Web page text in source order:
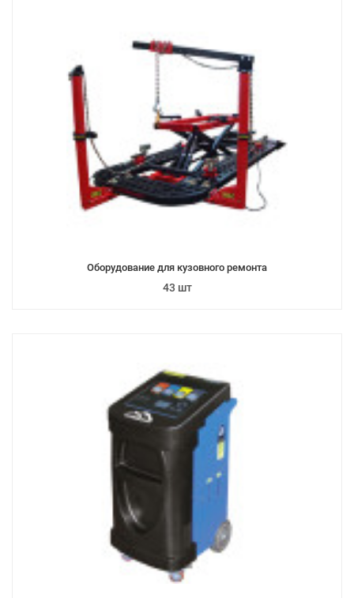
Оборудование для кузовного ремонта
43 шт